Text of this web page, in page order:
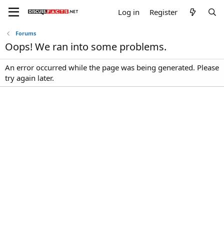
Log in Register
Forums
Oops! We ran into some problems.
An error occurred while the page was being generated. Please
try again later.